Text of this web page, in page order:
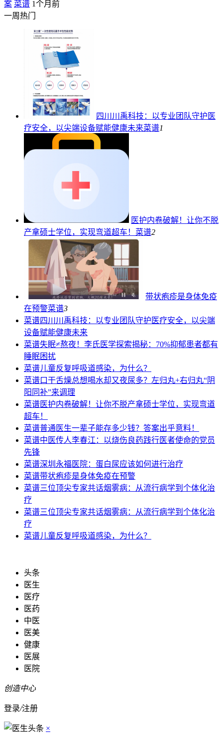
案 菜谱 1个月前
一周热门
四川川禹科技：以专业团队守护医
疗安全，以尖端设备赋能健康未来菜谱1
医护内卷破解！让你不脱
产拿硕士学位，实现弯道超车！ 菜谱2
带状疱疹是身体免疫
在预警菜谱3
菜谱四川川禹科技：以专业团队守护医疗安全，以尖端
设备赋能健康未来
菜谱失眠≠熬夜！李氏医学探索揭秘：70%抑郁患者都有
睡眠困扰
菜谱儿童反复呼吸道感染，为什么？
菜谱口干舌燥总想喝水却又夜尿多？左归丸+右归丸“阴
阳同补”来调理
菜谱医护内卷破解！让你不脱产拿硕士学位，实现弯道
超车！
菜谱普通医生一辈子能存多少钱？答案出乎意料！
菜谱中医传人李春江：以烧伤良药践行医者使命的党员
先锋
菜谱深圳永福医院：蛋白尿应该如何进行治疗
菜谱带状疱疹是身体免疫在预警
菜谱三位顶尖专家共话烟雾病：从流行病学到个体化治
疗
菜谱三位顶尖专家共话烟雾病：从流行病学到个体化治
疗
菜谱儿童反复呼吸道感染，为什么？
头条
医生
医疗
医药
中医
医美
健康
医展
医院
创造中心
登录/注册
×